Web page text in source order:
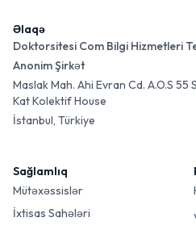
Əlaqə
Doktorsitesi Com Bilgi Hizmetleri
Anonim Şirkət
Maslak Mah. Ahi Evran Cd. A.O.S
Kat Kolektif House
İstanbul, Türkiye
Sağlamlıq
Mütəxəssislər
İxtisas Sahələri